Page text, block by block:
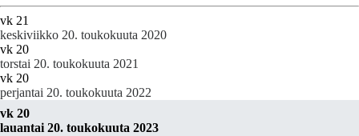
vk 21
keskiviikko 20. toukokuuta 2020
vk 20
torstai 20. toukokuuta 2021
vk 20
perjantai 20. toukokuuta 2022
vk 20
lauantai 20. toukokuuta 2023